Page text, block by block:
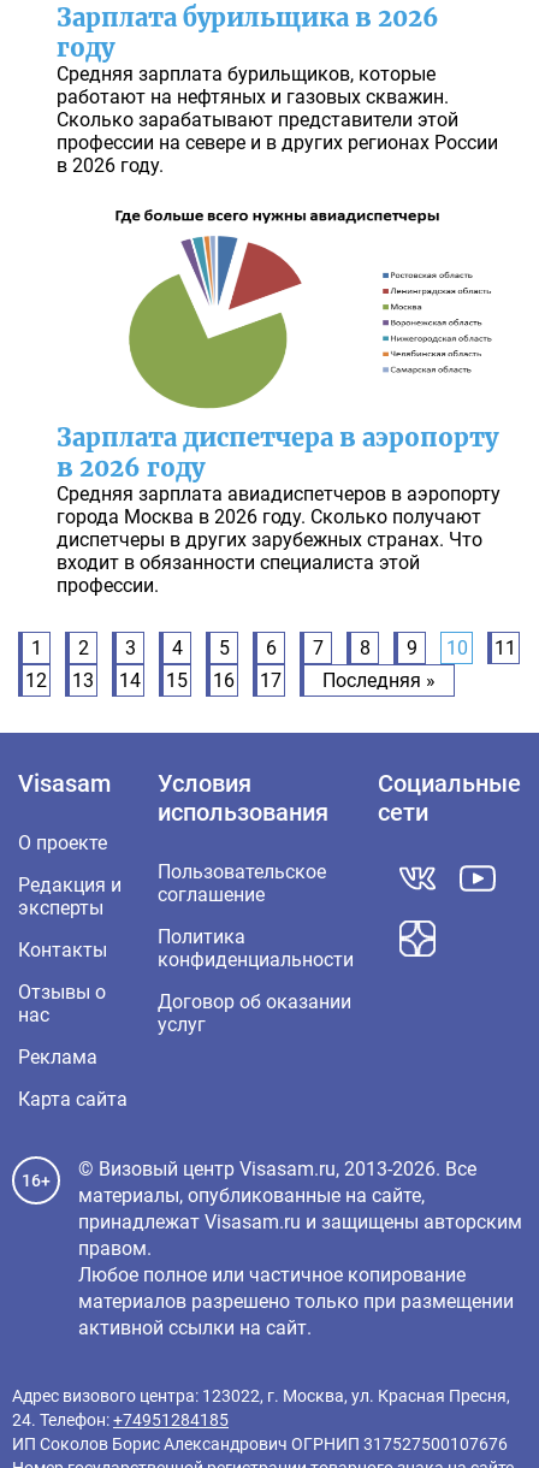
Зарплата бурильщика в 2026
году
Средняя зарплата бурильщиков, которые
работают на нефтяных и газовых скважин.
Сколько зарабатывают представители этой
профессии на севере и в других регионах России
в 2026 году.
Зарплата диспетчера в аэропорту
в 2026 году
Средняя зарплата авиадиспетчеров в аэропорту
города Москва в 2026 году. Сколько получают
диспетчеры в других зарубежных странах. Что
входит в обязанности специалиста этой
профессии.
1 2 3 4 5 6 7 8 9 10
11
12
13 14 15 16 17 Последняя »
Visasam
О проекте
Редакция и
эксперты
Контакты
Отзывы о
нас
Реклама
Карта сайта
Условия
использования
Пользовательское
соглашение
Политика
конфиденциальности
Договор об оказании
услуг
Социальные
сети
16+
© Визовый центр Visasam.ru, 2013-2026. Все
материалы, опубликованные на сайте,
принадлежат Visasam.ru и защищены авторским
правом.
Любое полное или частичное копирование
материалов разрешено только при размещении
активной ссылки на сайт.
Адрес визового центра: 123022, г. Москва, ул. Красная Пресня,
24. Телефон:+74951284185
ИП Соколов Борис Александрович ОГРНИП 317527500107676